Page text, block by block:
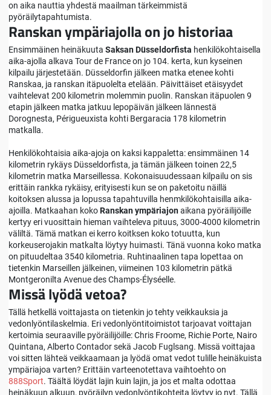
on aika nauttia yhdestä maailman tärkeimmistä
pyöräilytapahtumista.
Ranskan ympäriajolla on jo historiaa
Ensimmäinen heinäkuuta Saksan Düsseldorfista henkilökohtaisella
aika-ajolla alkava Tour de France on jo 104. kerta, kun kyseinen
kilpailu järjestetään. Düsseldorfin jälkeen matka etenee kohti
Ranskaa, ja ranskan itäpuolelta etelään. Päivittäiset etäisyydet
vaihtelevat 200 kilometrin molemmin puolin. Ranskan itäpuolen 9
etapin jälkeen matka jatkuu lepopäivän jälkeen lännestä
Dorognesta, Périgueuxista kohti Bergaracia 178 kilometrin
matkalla.
Henkilökohtaisia aika-ajoja on kaksi kappaletta: ensimmäinen 14
kilometrin rykäys Düsseldorfista, ja tämän jälkeen toinen 22,5
kilometrin matka Marseillessa. Kokonaisuudessaan kilpailu on sis
erittäin rankka rykäisy, erityisesti kun se on paketoitu näillä
koitoksen alussa ja lopussa tapahtuvilla henmkilökohtaisilla aika-
ajoilla. Matkaahan kokoRanskan ympäriajonaikana pyöräilijöille
kertyy eri vuosittain hieman vaihteleva pituus, 3000-4000 kilometrin
väliltä. Tämä matkan ei kerro koitksen koko totuutta, kun
korkeuserojakin matkalta löytyy huimasti. Tänä vuonna koko matka
on pituudeltaa 3540 kilometria. Ruhtinaalinen tapa lopettaa on
tietenkin Marseillen jälkeinen, viimeinen 103 kilometrin pätkä
Montgeronilta Avenue des Champs-Élyséelle.
Missä lyödä vetoa?
Tällä hetkellä voittajasta on tietenkin jo tehty veikkauksia ja
vedonlyöntilaskelmia. Eri vedonlyöntitoimistot tarjoavat voittajan
kertoimia seuraaville pyöräilijöille: Chris Froome, Richie Porte, Nairo
Quintana, Alberto Contador sekä Jacob Fuglsang. Missä voittajaa
voi sitten lähteä veikkaamaan ja lyödä omat vedot tulille heinäkuista
ympäriajoa varten? Erittäin varteenotettava vaihtoehto on
888Sport. Täältä löydät lajin kuin lajin, ja jos et malta odottaa
heinäkuun alkuun, pyöräilyn vedonlyöntikohteita löytyy jo nyt. Tällä